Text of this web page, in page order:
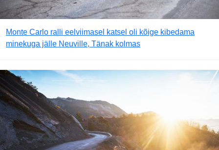
Monte Carlo ralli eelviimasel katsel oli kõige kibedama
minekuga jälle Neuville, Tänak kolmas